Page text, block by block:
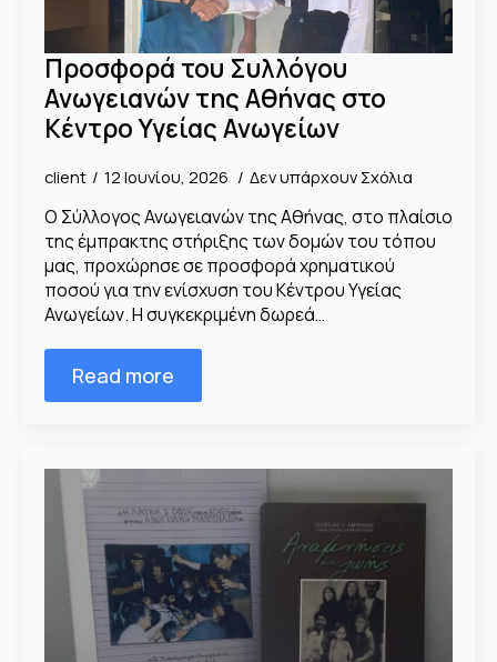
Προσφορά του Συλλόγου
Ανωγειανών της Αθήνας στο
Κέντρο Υγείας Ανωγείων
client 12 Ιουνίου, 2026 Δεν υπάρχουν Σχόλια
Ο Σύλλογος Ανωγειανών της Αθήνας, στο πλαίσιο
της έμπρακτης στήριξης των δομών του τόπου
μας, προχώρησε σε προσφορά χρηματικού
ποσού για την ενίσχυση του Κέντρου Υγείας
Ανωγείων. Η συγκεκριμένη δωρεά…
Read more